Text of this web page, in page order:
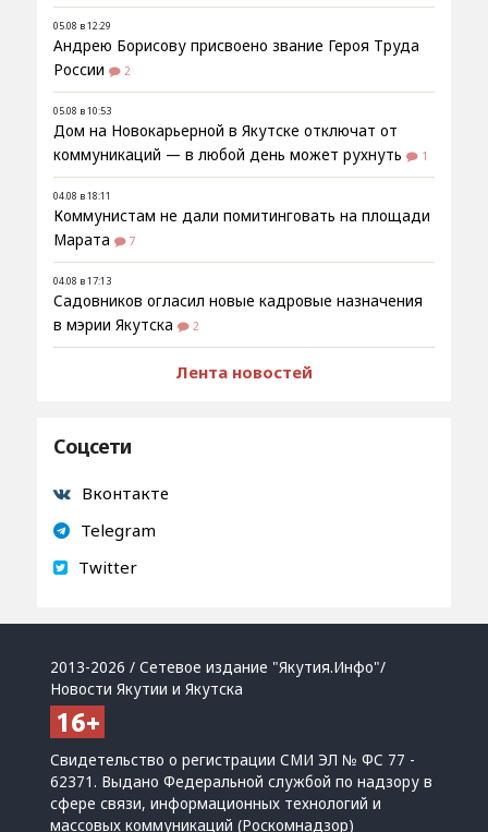
05.08 в 12:29
Андрею Борисову присвоено звание Героя Труда
России
2
05.08 в 10:53
Дом на Новокарьерной в Якутске отключат от
коммуникаций — в любой день может рухнуть
1
04.08 в 18:11
Коммунистам не дали помитинговать на площади
Марата
7
04.08 в 17:13
Садовников огласил новые кадровые назначения
в мэрии Якутска
2
Лента новостей
Соцсети
Вконтакте
Telegram
Twitter
2013-2026 / Сетевое издание "Якутия.Инфо"/
Новости Якутии и Якутска
Свидетельство о регистрации СМИ ЭЛ № ФС 77 -
62371. Выдано Федеральной службой по надзору в
сфере связи, информационных технологий и
массовых коммуникаций (Роскомнадзор)